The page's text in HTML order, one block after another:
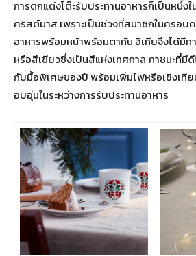
การตกแต่งโต๊ะรับประทานอาหารก็เป็นหนึ่ง
คริสต์มาส เพราะเป็นช่วงที่สมาชิกในครอบ
อาหารพร้อมหน้าพร้อมตากัน อิเกียจึงได้มีก
หรือสีเขียวซึ่งเป็นสีแห่งเทศกาล ภาชนะที่มี
กับมื้อพิเศษของปี พร้อมเพิ่มไฟหรือเชิงเที
อบอุ่นในระหว่างการรับประทานอาหาร